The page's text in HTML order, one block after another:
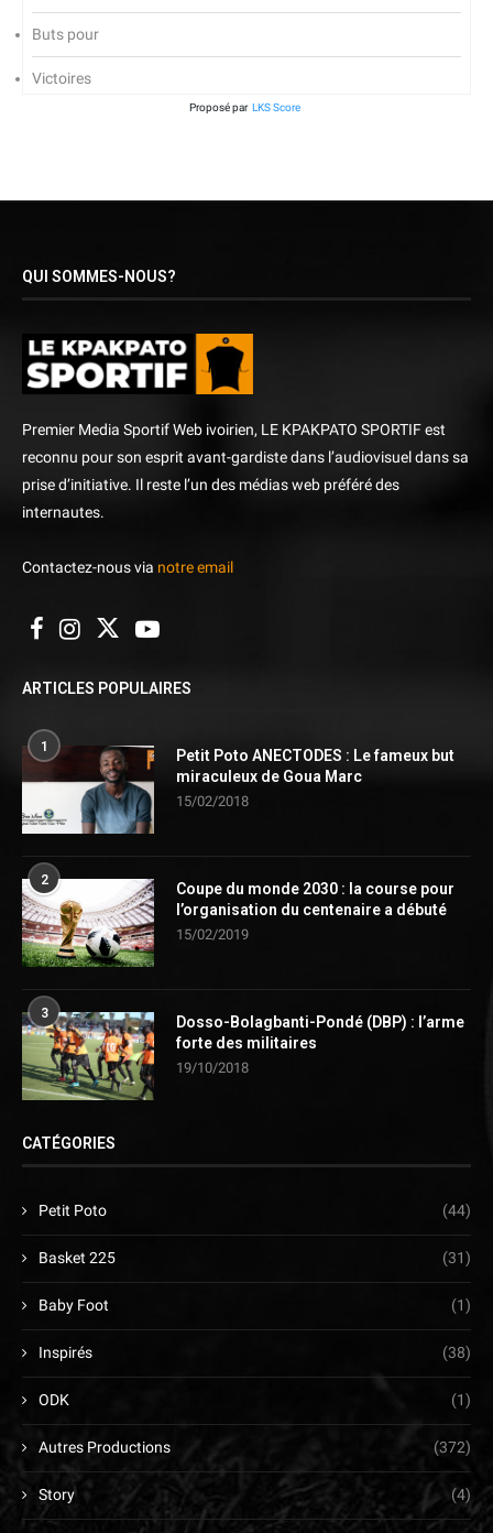
Buts pour
Victoires
Proposé par LKS Score
QUI SOMMES-NOUS?
Premier Media Sportif Web ivoirien, LE KPAKPATO SPORTIF est
reconnu pour son esprit avant-gardiste dans l’audiovisuel dans sa
prise d’initiative. Il reste l’un des médias web préféré des
internautes.
Contactez-nous via notre email
ARTICLES POPULAIRES
1
Petit Poto ANECTODES : Le fameux but
miraculeux de Goua Marc
15/02/2018
2
Coupe du monde 2030 : la course pour
l’organisation du centenaire a débuté
15/02/2019
3
Dosso-Bolagbanti-Pondé (DBP) : l’arme
forte des militaires
19/10/2018
CATÉGORIES
Petit Poto (44)
Basket 225 (31)
Baby Foot (1)
Inspirés (38)
ODK (1)
Autres Productions (372)
Story (4)